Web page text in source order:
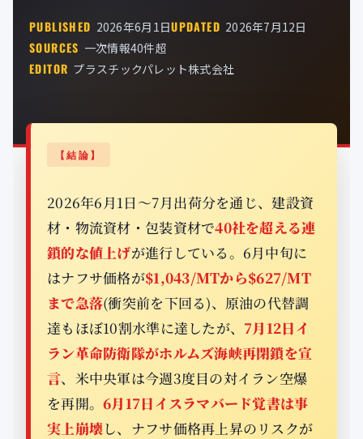
🇺🇸🇰🇷🇹🇼🇻🇳
PUBLISHED 2026年6月1日UPDATED 2026年7月12日
SOURCES 一次情報40件超
EDITOR プラスチックパレット株式会社
【結論】
2026年6月1日〜7月出荷分を通じ、建設資
材・物流資材・包装資材で40社を超える連
鎖的な値上げが進行している。6月中旬に
はナフサ価格が$1,043/MTから$627/MT
まで急落(衝突前を下回る)、原油の代替調
達もほぼ10割水準に達したが、 7月12日イ
ラン革命防衛隊がホルムズ海峡再閉鎖を宣
言、米中央軍は今週3度目の対イラン空爆
を再開。6月17日イスラマバード覚書は事
実上崩壊し、ナフサ価格再上昇のリスクが